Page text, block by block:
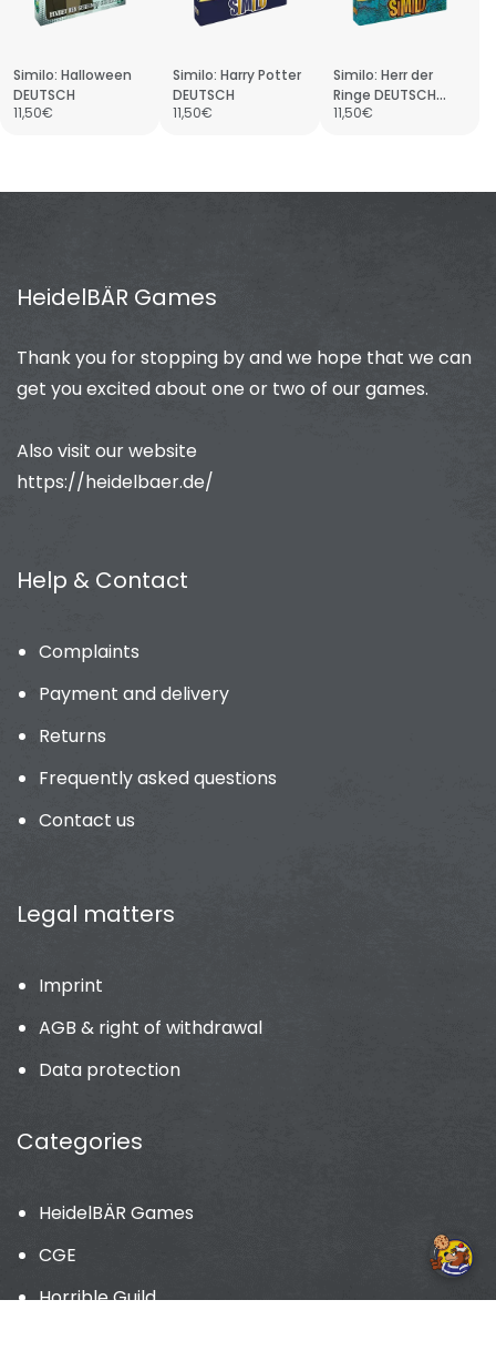
Similo: Halloween
DEUTSCH
11,50€
Similo: Harry Potter
DEUTSCH
11,50€
Similo: Herr der
Ringe DEUTSCH
(Spiel + Promo)
11,50€
HeidelBÄR Games
Thank you for stopping by and we hope that we can
get you excited about one or two of our games.
Also visit our website
https://heidelbaer.de/
Help & Contact
Complaints
Payment and delivery
Returns
Frequently asked questions
Contact us
Legal matters
Imprint
AGB & right of withdrawal
Data protection
Categories
HeidelBÄR Games
CGE
Horrible Guild